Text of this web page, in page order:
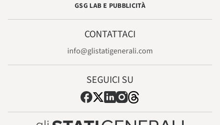
GSG LAB E PUBBLICITÀ
CONTATTACI
info@glistatigenerali.com
SEGUICI SU